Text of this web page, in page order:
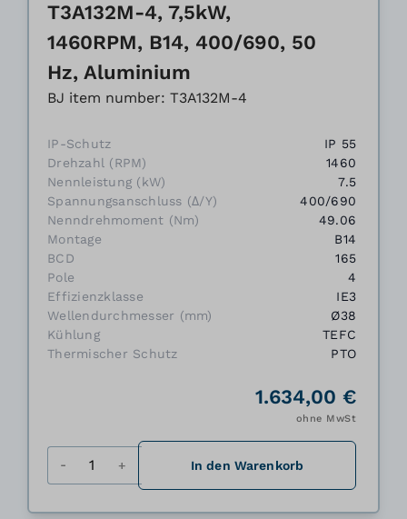
T3A132M-4, 7,5kW,
1460RPM, B14, 400/690, 50
Hz, Aluminium
BJ item number: T3A132M-4
IP-Schutz
IP 55
Drehzahl (RPM)
1460
Nennleistung (kW)
7.5
Spannungsanschluss (Δ/Y)
400/690
Nenndrehmoment (Nm)
49.06
Montage
B14
BCD
165
Pole
4
Effizienzklasse
IE3
Wellendurchmesser (mm)
Ø38
Kühlung
TEFC
Thermischer Schutz
PTO
1.634,00 €
ohne MwSt
In den Warenkorb